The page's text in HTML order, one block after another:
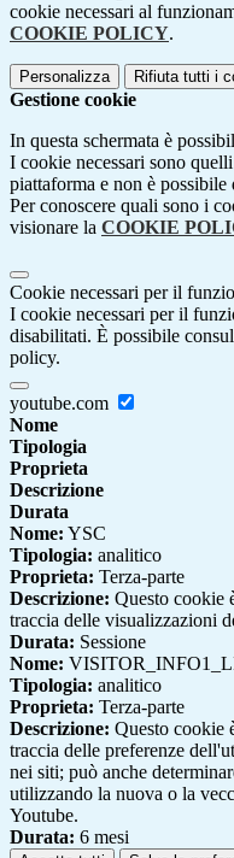
cookie necessari al
COOKIE POLICY.
Personalizza Rifiuta tutti i
Gestione cookie
In questa schermata è
I cookie necessari sono
piattaforma e non è
Per conoscere quali sono i
visionare la COOKIE
Cookie necessari per il
I cookie necessari per il
disabilitati. È possibile
policy.
youtube.com
Nome
Tipologia
Proprieta
Descrizione
Durata
Nome: YSC
Tipologia: analitico
Proprieta: Terza-parte
Descrizione: Questo cookie
traccia delle visualizzazioni
Durata: Sessione
Nome:
Tipologia: analitico
Proprieta: Terza-parte
Descrizione: Questo cookie
traccia delle preferenze
nei siti; può anche
utilizzando la nuova o la
Youtube.
Durata: 6 mesi